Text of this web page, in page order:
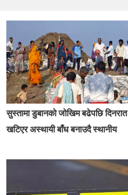
सुस्तामा डुबानको जोखिम बढेपछि दिनरात
खटिएर अस्थायी बाँध बनाउदै स्थानीय